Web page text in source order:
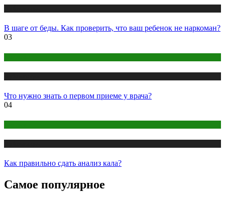
В шаге от беды. Как проверить, что ваш ребенок не наркоман?
03
Что нужно знать о первом приеме у врача?
04
Как правильно сдать анализ кала?
Самое популярное